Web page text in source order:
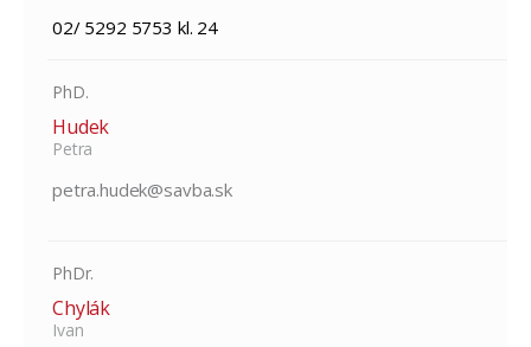
02/ 5292 5753 kl. 24
PhD.
Hudek
Petra
petra.hudek@savba.sk
PhDr.
Chylák
Ivan